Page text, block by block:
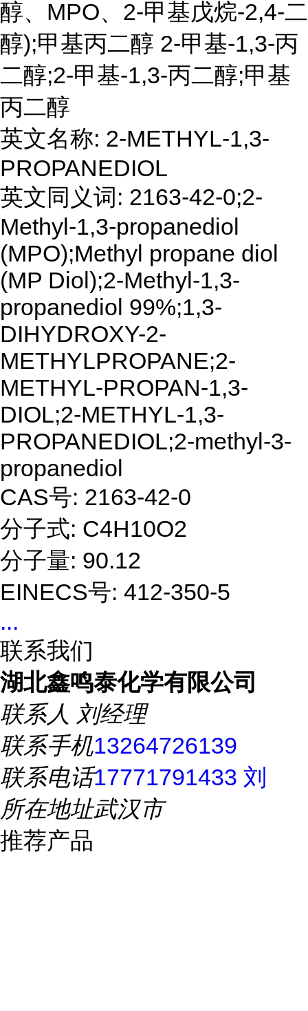
醇、MPO、2-甲基戊烷-2,4-二
醇);甲基丙二醇 2-甲基-1,3-丙
二醇;2-甲基-1,3-丙二醇;甲基
丙二醇
英文名称: 2-METHYL-1,3-
PROPANEDIOL
英文同义词: 2163-42-0;2-
Methyl-1,3-propanediol
(MPO);Methyl propane diol
(MP Diol);2-Methyl-1,3-
propanediol 99%;1,3-
DIHYDROXY-2-
METHYLPROPANE;2-
METHYL-PROPAN-1,3-
DIOL;2-METHYL-1,3-
PROPANEDIOL;2-methyl-3-
propanediol
CAS号: 2163-42-0
分子式: C4H10O2
分子量: 90.12
EINECS号: 412-350-5
...
联系我们
湖北鑫鸣泰化学有限公司
联系人 刘经理
联系手机13264726139
联系电话17771791433 刘
所在地址武汉市
推荐产品